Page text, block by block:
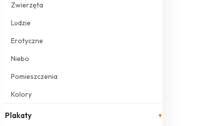
Zwierzęta
Ludzie
Erotyczne
Niebo
Pomieszczenia
Kolory
Plakaty ▾